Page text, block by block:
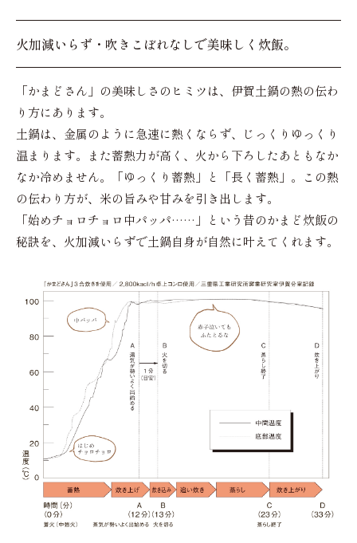
火加減いらず・吹きこぼれなしで美味しく炊飯。
「かまどさん」の美味しさのヒミツは、伊賀土鍋の熱の伝わ
り方にあります。
土鍋は、金属のように急速に熱くならず、じっくりゆっくり
温まります。また蓄熱力が高く、火から下ろしたあともなか
なか冷めません。「ゆっくり蓄熱」と「長く蓄熱」。この熱
の伝わり方が、米の旨みや甘みを引き出します。
「始めチョロチョロ中パッパ……」という昔のかまど炊飯の
秘訣を、火加減いらずで土鍋自身が自然に叶えてくれます。